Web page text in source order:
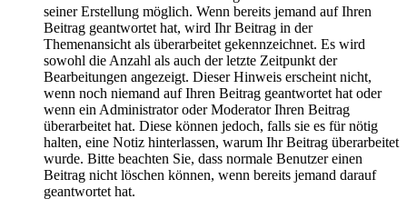
seiner Erstellung möglich. Wenn bereits jemand auf Ihren
Beitrag geantwortet hat, wird Ihr Beitrag in der
Themenansicht als überarbeitet gekennzeichnet. Es wird
sowohl die Anzahl als auch der letzte Zeitpunkt der
Bearbeitungen angezeigt. Dieser Hinweis erscheint nicht,
wenn noch niemand auf Ihren Beitrag geantwortet hat oder
wenn ein Administrator oder Moderator Ihren Beitrag
überarbeitet hat. Diese können jedoch, falls sie es für nötig
halten, eine Notiz hinterlassen, warum Ihr Beitrag überarbeitet
wurde. Bitte beachten Sie, dass normale Benutzer einen
Beitrag nicht löschen können, wenn bereits jemand darauf
geantwortet hat.